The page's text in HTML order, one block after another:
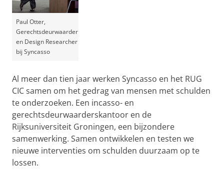
Paul Otter,
Gerechtsdeurwaarder
en Design Researcher
bij Syncasso
Al meer dan tien jaar werken Syncasso en het RUG
CIC samen om het gedrag van mensen met schulden
te onderzoeken. Een incasso- en
gerechtsdeurwaarderskantoor en de
Rijksuniversiteit Groningen, een bijzondere
samenwerking. Samen ontwikkelen en testen we
nieuwe interventies om schulden duurzaam op te
lossen.